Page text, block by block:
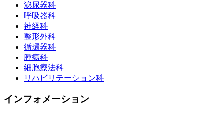
泌尿器科
呼吸器科
神経科
整形外科
循環器科
腫瘍科
細胞療法科
リハビリテーション科
インフォメーション